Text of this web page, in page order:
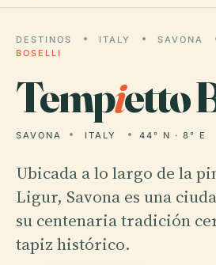
DESTINOS ITALY SAVONA
BOSELLI
Tempietto
SAVONA ITALY 44° N · 8° E
Ubicada a lo largo de la
Ligur, Savona es una
su centenaria tradición
tapiz histórico.